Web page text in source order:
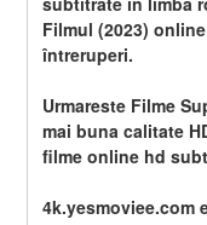
Filmul (2023)
întreruperi.
Urmareste Filme
mai buna calitate
filme online hd
4k.yesmoviee.com